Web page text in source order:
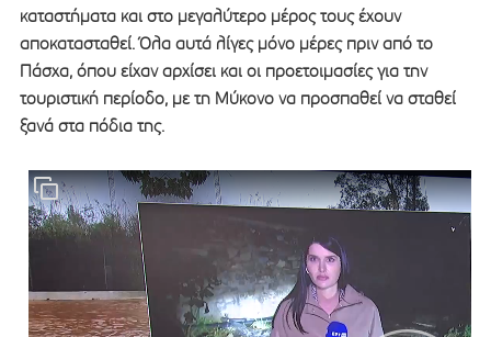
καταστήματα και στο μεγαλύτερο μέρος τους έχουν
αποκατασταθεί. Όλα αυτά λίγες μόνο μέρες πριν από το
Πάσχα, όπου είχαν αρχίσει και οι προετοιμασίες για την
τουριστική περίοδο, με τη Μύκονο να προσπαθεί να σταθεί
ξανά στα πόδια της.